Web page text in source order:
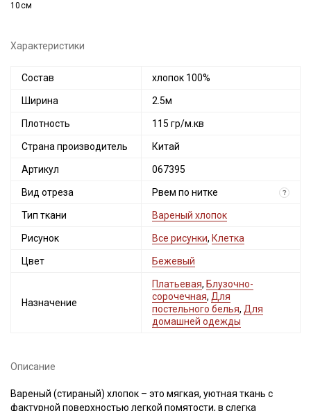
10см
Характеристики
Состав хлопок 100%
Ширина 2.5м
Плотность 115 гр/м.кв
Страна производитель Китай
Артикул 067395
Вид отреза Рвем по нитке ?
Тип ткани Вареный хлопок
Рисунок Все рисунки, Клетка
Цвет Бежевый
Назначение
Платьевая, Блузочно-
сорочечная, Для
постельного белья, Для
домашней одежды
Описание
Вареный (стираный) хлопок – это мягкая, уютная ткань с
фактурной поверхностью легкой помятости, в слегка